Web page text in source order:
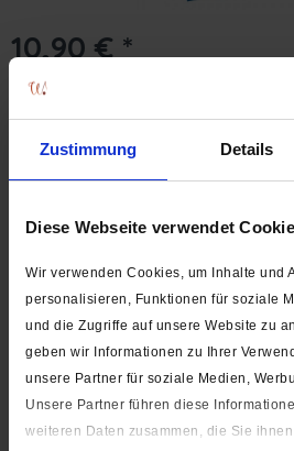
Zustimmung Details
Diese Webseite verwendet
Wir verwenden Cookies, um Inhalte und
personalisieren, Funktionen für soziale
und die Zugriffe auf unsere Website zu
geben wir Informationen zu Ihrer
unsere Partner für soziale Medien,
Unsere Partner führen diese
weiteren Daten zusammen, die Sie
10,90 € *
inkl. MwSt.
Versand erst ab dem 24.08.2026.
Artikel-Nr.: 2228
Beschreibung
Lieferumfang: 2 Stück Größe: 10 x
Hersteller